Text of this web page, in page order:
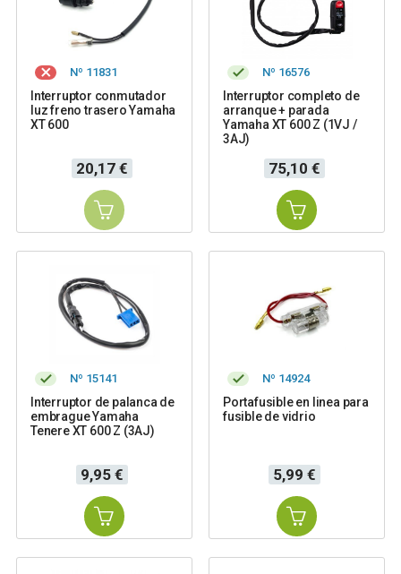
Nº 11831
Interruptor conmutador
luz freno trasero Yamaha
XT 600
Precio
20,17 €
Nº 16576
Interruptor completo de
arranque + parada
Yamaha XT 600 Z (1VJ /
3AJ)
Precio
75,10 €
Nº 15141
Interruptor de palanca de
embrague Yamaha
Tenere XT 600 Z (3AJ)
Precio
9,95 €
Nº 14924
Portafusible en linea para
fusible de vidrio
Precio
5,99 €